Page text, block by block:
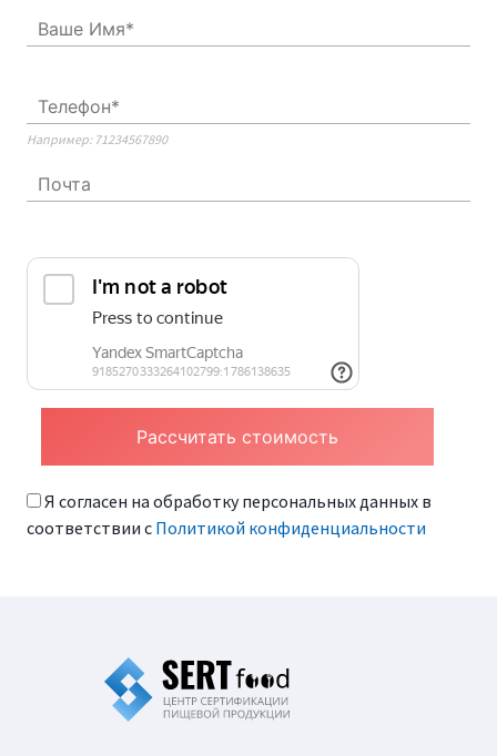
Например: 71234567890
Я согласен на обработку персональных данных в
соответствии с Политикой конфиденциальности